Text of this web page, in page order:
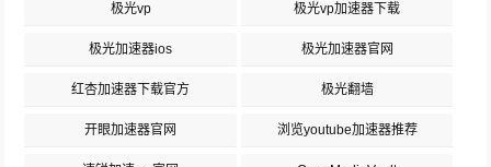
极光vp 极光vp加速器下载
极光加速器ios 极光加速器官网
红杏加速器下载官方 极光翻墙
开眼加速器官网 浏览youtube加速器推荐